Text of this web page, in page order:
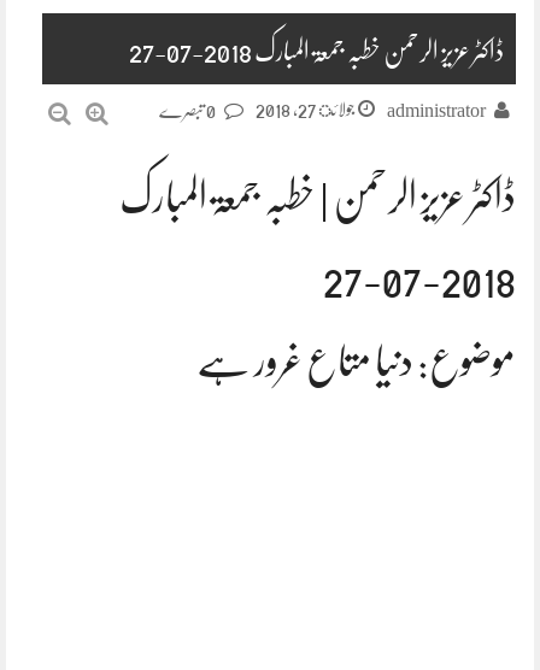
ڈاکٹر عزیز الرحمن خطبہ جمعۃ المبارک 2018-07-27
administrator جولائ 27, 2018
ڈاکٹر عزیز الرحمن | خطبہ جمعۃ المبارک
2018-07-27
موضوع: دنیا متاع غرور ہے